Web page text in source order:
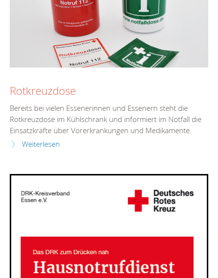
Rotkreuzdose
Bereits bei vielen Essenerinnen und Essenern steht die
Rotkreuzdose im Kühlschrank und informiert im Notfall die
Einsatzkräfte über Vorerkrankungen und Medikamente.
Weiterlesen